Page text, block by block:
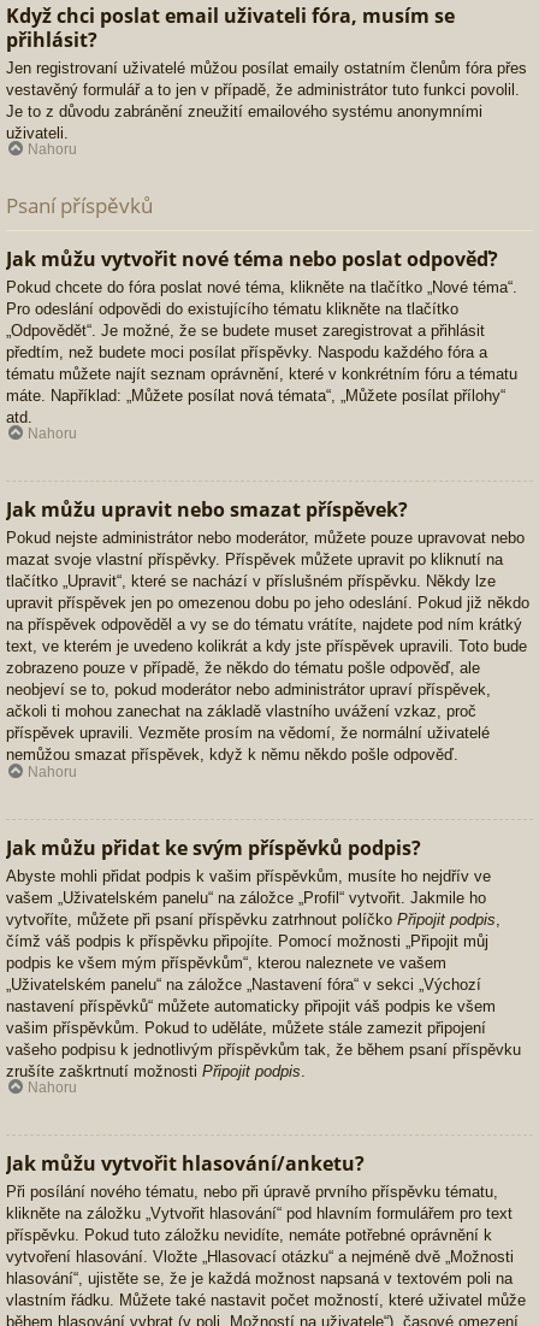
Když chci poslat email uživateli fóra, musím se
přihlásit?
Jen registrovaní uživatelé můžou posílat emaily ostatním členům fóra přes
vestavěný formulář a to jen v případě, že administrátor tuto funkci povolil.
Je to z důvodu zabránění zneužití emailového systému anonymními
uživateli.
Nahoru
Psaní příspěvků
Jak můžu vytvořit nové téma nebo poslat odpověď?
Pokud chcete do fóra poslat nové téma, klikněte na tlačítko „Nové téma“.
Pro odeslání odpovědi do existujícího tématu klikněte na tlačítko
„Odpovědět“. Je možné, že se budete muset zaregistrovat a přihlásit
předtím, než budete moci posílat příspěvky. Naspodu každého fóra a
tématu můžete najít seznam oprávnění, které v konkrétním fóru a tématu
máte. Například: „Můžete posílat nová témata“, „Můžete posílat přílohy“
atd.
Nahoru
Jak můžu upravit nebo smazat příspěvek?
Pokud nejste administrátor nebo moderátor, můžete pouze upravovat nebo
mazat svoje vlastní příspěvky. Příspěvek můžete upravit po kliknutí na
tlačítko „Upravit“, které se nachází v příslušném příspěvku. Někdy lze
upravit příspěvek jen po omezenou dobu po jeho odeslání. Pokud již někdo
na příspěvek odpověděl a vy se do tématu vrátíte, najdete pod ním krátký
text, ve kterém je uvedeno kolikrát a kdy jste příspěvek upravili. Toto bude
zobrazeno pouze v případě, že někdo do tématu pošle odpověď, ale
neobjeví se to, pokud moderátor nebo administrátor upraví příspěvek,
ačkoli ti mohou zanechat na základě vlastního uvážení vzkaz, proč
příspěvek upravili. Vezměte prosím na vědomí, že normální uživatelé
nemůžou smazat příspěvek, když k němu někdo pošle odpověď.
Nahoru
Jak můžu přidat ke svým příspěvků podpis?
Abyste mohli přidat podpis k vašim příspěvkům, musíte ho nejdřív ve
vašem „Uživatelském panelu“ na záložce „Profil“ vytvořit. Jakmile ho
vytvoříte, můžete při psaní příspěvku zatrhnout políčko Připojit podpis
čímž váš podpis k příspěvku připojíte. Pomocí možnosti „Připojit můj
podpis ke všem mým příspěvkům“, kterou naleznete ve vašem
„Uživatelském panelu“ na záložce „Nastavení fóra“ v sekci „Výchozí
nastavení příspěvků“ můžete automaticky připojit váš podpis ke všem
vašim příspěvkům. Pokud to uděláte, můžete stále zamezit připojení
vašeho podpisu k jednotlivým příspěvkům tak, že během psaní příspěvku
zrušíte zaškrtnutí možnosti Připojit podpis
Nahoru
Jak můžu vytvořit hlasování/anketu?
Při posílání nového tématu, nebo při úpravě prvního příspěvku tématu,
klikněte na záložku „Vytvořit hlasování“ pod hlavním formulářem pro text
příspěvku. Pokud tuto záložku nevidíte, nemáte potřebné oprávnění k
vytvoření hlasování. Vložte „Hlasovací otázku“ a nejméně dvě „Možnosti
hlasování“, ujistěte se, že je každá možnost napsaná v textovém poli na
vlastním řádku. Můžete také nastavit počet možností, které uživatel může
během hlasování vybrat (v poli „Možností na uživatele“), časové omezení